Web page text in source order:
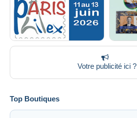
Votre publicité ici ?
Top Boutiques